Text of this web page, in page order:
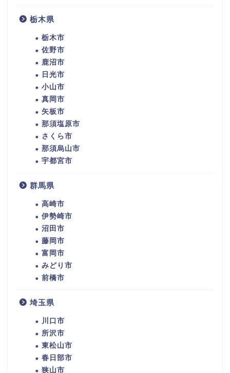
栃木県
栃木市
佐野市
鹿沼市
日光市
小山市
真岡市
矢板市
那須塩原市
さくら市
那須烏山市
宇都宮市
群馬県
高崎市
伊勢崎市
沼田市
藤岡市
富岡市
みどり市
前橋市
埼玉県
川口市
所沢市
東松山市
春日部市
狭山市